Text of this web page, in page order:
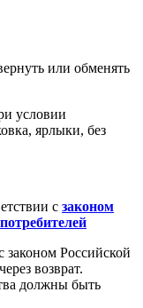
или обменять
условии
ярлыки, без
с законом
законом Российской
возврат.
должны быть